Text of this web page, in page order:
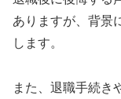
ありますが、背景
します。
また、退職手続き